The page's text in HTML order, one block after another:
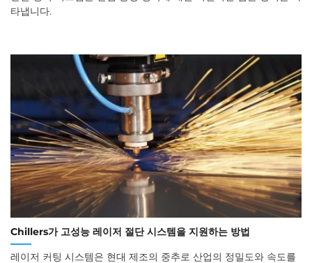
타냅니다.
Chillers가 고성능 레이저 절단 시스템을 지원하는 방법
레이저 커팅 시스템은 현대 제조의 중추로 산업의 정밀도와 속도를